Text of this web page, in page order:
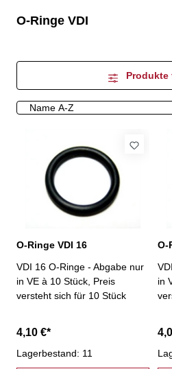
O-Ringe VDI
Produkte
O-Ringe VDI 16
VDI 16 O-Ringe - Abgabe nur
in VE à 10 Stück, Preis
versteht sich für 10 Stück
4,10 €*
Lagerbestand: 11
O-
in